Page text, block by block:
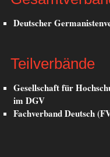
Deutscher
Teilverbände
Gesellschaft für
im DGV
Fachverband Deutsch